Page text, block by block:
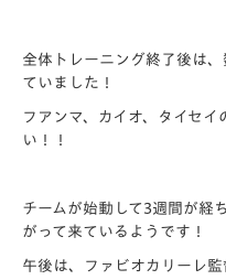
全体トレーニング終了後は、
ていました！
フアンマ、カイオ、タイセイ
い！！
チームが始動して3週間が経ち
がって来ているようです！
午後は、
ファビオカリーレ